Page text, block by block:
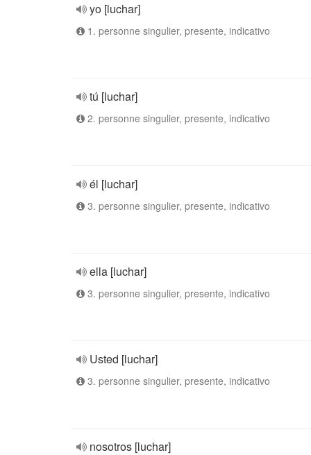
yo [luchar]
1. personne singulier, presente, indicativo
tú [luchar]
2. personne singulier, presente, indicativo
él [luchar]
3. personne singulier, presente, indicativo
ella [luchar]
3. personne singulier, presente, indicativo
Usted [luchar]
3. personne singulier, presente, indicativo
nosotros [luchar]